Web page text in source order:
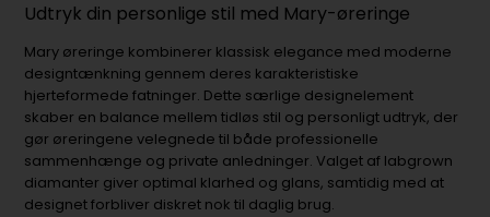
Udtryk din personlige stil med Mary-øreringe
Mary øreringe kombinerer klassisk elegance med moderne
designtænkning gennem deres karakteristiske
hjerteformede fatninger. Dette særlige designelement
skaber en balance mellem tidløs stil og personligt udtryk, der
gør øreringene velegnede til både professionelle
sammenhænge og private anledninger. Valget af labgrown
diamanter giver optimal klarhed og glans, samtidig med at
designet forbliver diskret nok til daglig brug.